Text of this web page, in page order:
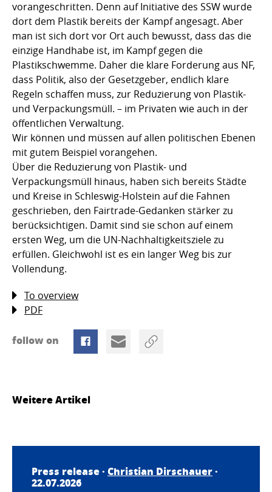
vorangeschritten. Denn auf Initiative des SSW wurde
dort dem Plastik bereits der Kampf angesagt. Aber
man ist sich dort vor Ort auch bewusst, dass das die
einzige Handhabe ist, im Kampf gegen die
Plastikschwemme. Daher die klare Forderung aus NF,
dass Politik, also der Gesetzgeber, endlich klare
Regeln schaffen muss, zur Reduzierung von Plastik-
und Verpackungsmüll. – im Privaten wie auch in der
öffentlichen Verwaltung.
Wir können und müssen auf allen politischen Ebenen
mit gutem Beispiel vorangehen.
Über die Reduzierung von Plastik- und
Verpackungsmüll hinaus, haben sich bereits Städte
und Kreise in Schleswig-Holstein auf die Fahnen
geschrieben, den Fairtrade-Gedanken stärker zu
berücksichtigen. Damit sind sie schon auf einem
ersten Weg, um die UN-Nachhaltigkeitsziele zu
erfüllen. Gleichwohl ist es ein langer Weg bis zur
Vollendung.
To overview
PDF
follow on
Weitere Artikel
Press release · Christian Dirschauer·
22.07.2026